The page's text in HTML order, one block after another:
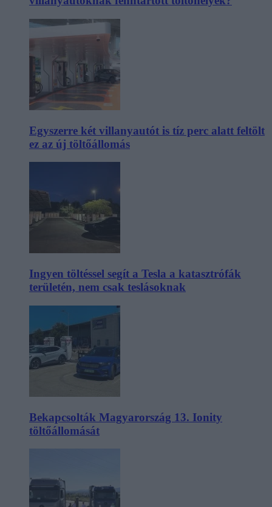
Egyszerre két villanyautót is tíz perc alatt feltölt
ez az új töltőállomás
Ingyen töltéssel segít a Tesla a katasztrófák
területén, nem csak teslásoknak
Bekapcsolták Magyarország 13. Ionity
töltőállomását